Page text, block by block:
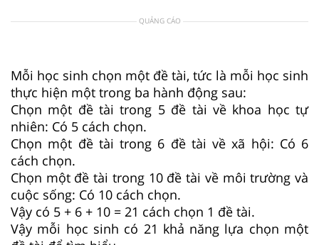
QUẢNG CÁO
Mỗi học sinh chọn một đề tài, tức là mỗi học sinh
thực hiện một trong ba hành động sau:
Chọn một đề tài trong 5 đề tài về khoa học tự
nhiên: Có 5 cách chọn.
Chọn một đề tài trong 6 đề tài về xã hội: Có 6
cách chọn.
Chọn một đề tài trong 10 đề tài về môi trường và
cuộc sống: Có 10 cách chọn.
Vậy có 5 + 6 + 10 = 21 cách chọn 1 đề tài.
Vậy mỗi học sinh có 21 khả năng lựa chọn một